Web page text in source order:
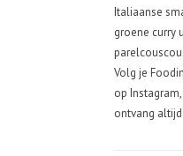
Italiaanse
groene curry
Volg je
op
ontvang